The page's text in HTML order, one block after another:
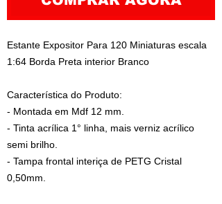
Estante Expositor Para 120 Miniaturas escala
1:64 Borda Preta interior Branco
Característica do Produto:
- Montada em Mdf 12 mm.
- Tinta acrílica 1° linha, mais verniz acrílico
semi brilho.
- Tampa frontal interiça de PETG Cristal
0,50mm.